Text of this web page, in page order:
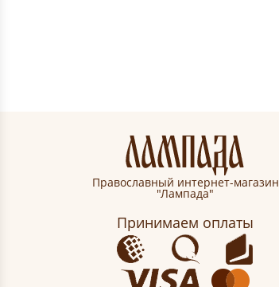
Православный интернет-магазин
"Лампада"
Принимаем оплаты